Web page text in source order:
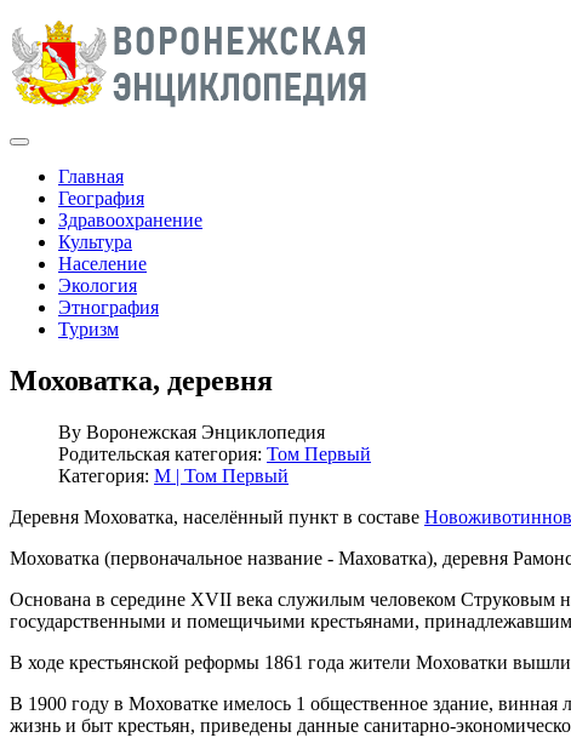
Главная
География
Здравоохранение
Культура
Население
Экология
Этнография
Туризм
Моховатка, деревня
By Воронежская Энциклопедия
Родительская категория: Том Первый
Категория: М | Том Первый
Деревня Моховатка, населённый пункт в составе
Моховатка (первоначальное название - Маховатка), деревня
Основана в середине XVII века служилым человеком Струковым
государственными и помещичьими крестьянами,
В ходе крестьянской реформы 1861 года жители Моховатки
В 1900 году в Моховатке имелось 1 общественное здание,
жизнь и быт крестьян, приведены данные санитарно-